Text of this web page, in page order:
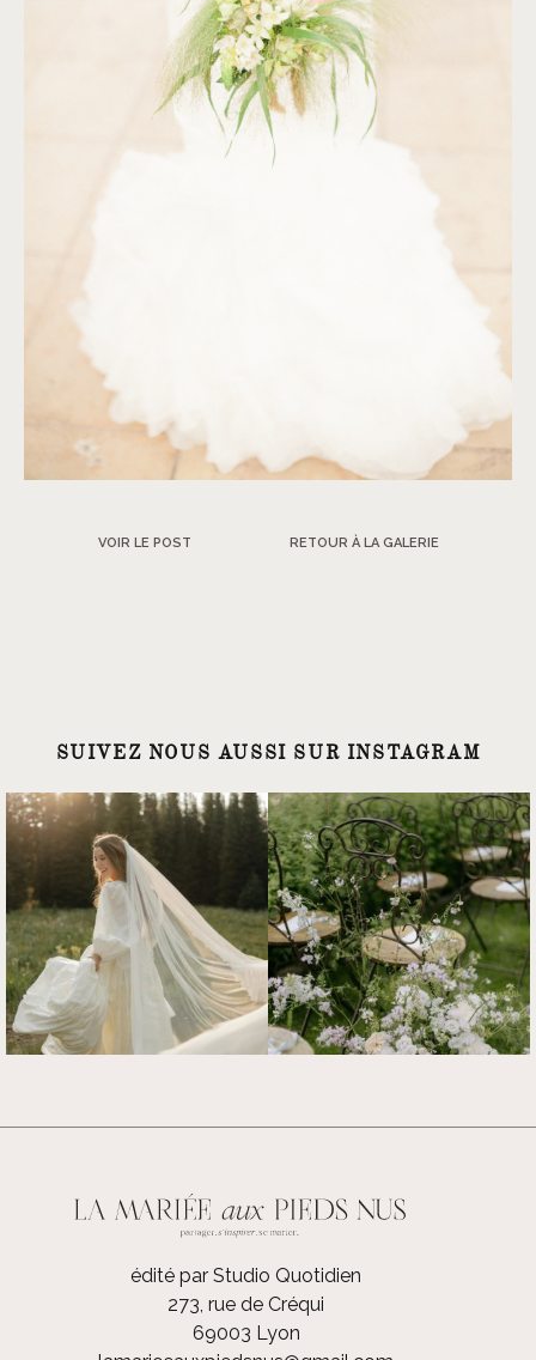
VOIR LE POST RETOUR À LA GALERIE
SUIVEZ NOUS AUSSI SUR INSTAGRAM
édité par Studio Quotidien
273, rue de Créqui
69003 Lyon